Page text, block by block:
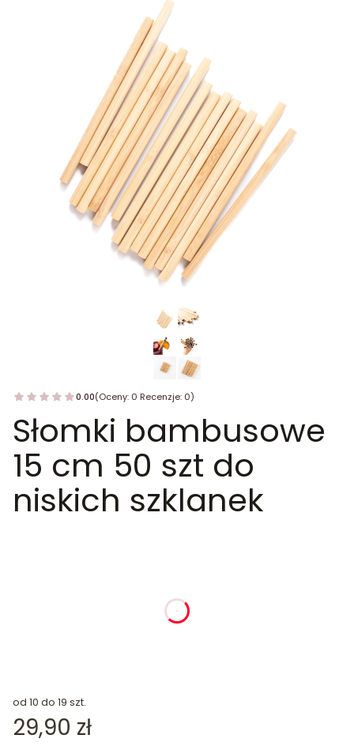
0.00(Oceny: 0 Recenzje: 0)
Słomki bambusowe
15 cm 50 szt do
niskich szklanek
godziny
od 10 do 19 szt.
Cena
29,90 zł